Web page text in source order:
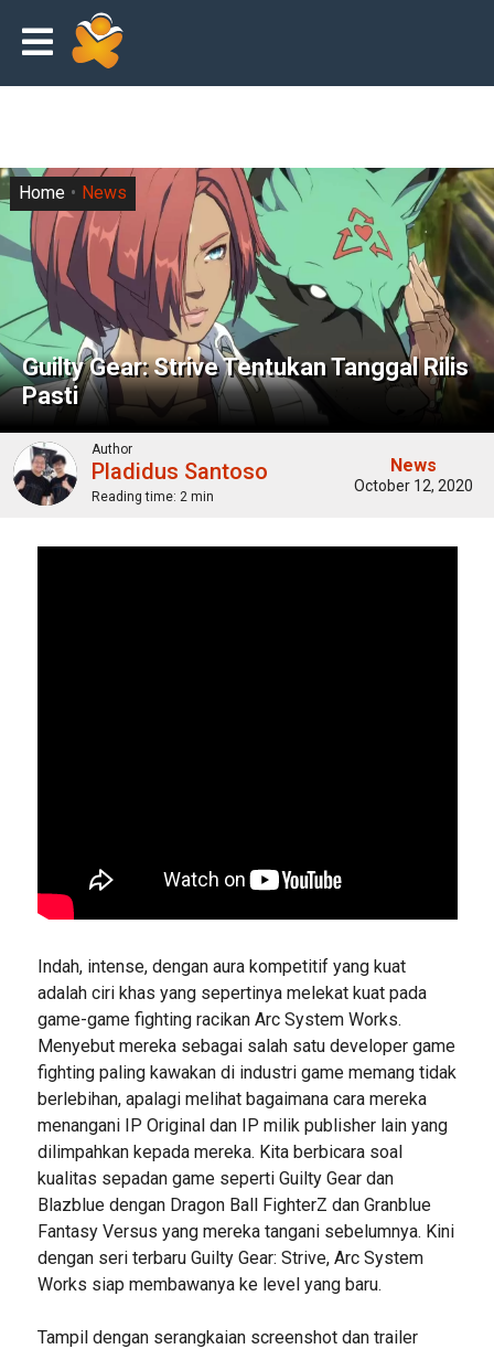
Guilty Gear: Strive Tentukan Tanggal Rilis
Pasti
Home News
Author
Pladidus Santoso
Reading time: 2 min
News
October 12, 2020
Indah, intense, dengan aura kompetitif yang kuat
adalah ciri khas yang sepertinya melekat kuat pada
game-game fighting racikan Arc System Works.
Menyebut mereka sebagai salah satu developer game
fighting paling kawakan di industri game memang tidak
berlebihan, apalagi melihat bagaimana cara mereka
menangani IP Original dan IP milik publisher lain yang
dilimpahkan kepada mereka. Kita berbicara soal
kualitas sepadan game seperti Guilty Gear dan
Blazblue dengan Dragon Ball FighterZ dan Granblue
Fantasy Versus yang mereka tangani sebelumnya. Kini
dengan seri terbaru Guilty Gear: Strive, Arc System
Works siap membawanya ke level yang baru.
Tampil dengan serangkaian screenshot dan trailer